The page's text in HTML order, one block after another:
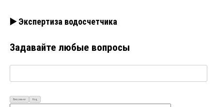
▶️ Экспертиза водосчетчика
Задавайте любые вопросы
Визуально Код